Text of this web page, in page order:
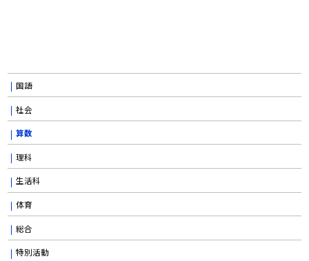
国語
社会
算数
理科
生活科
体育
総合
特別活動